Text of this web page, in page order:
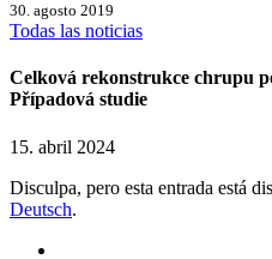
30. agosto 2019
Todas las noticias
Celková rekonstrukce chrupu
Případová studie
15. abril 2024
Disculpa, pero esta entrada está
Deutsch.